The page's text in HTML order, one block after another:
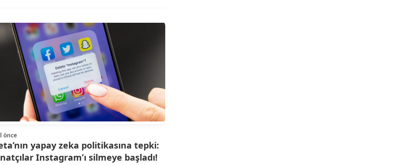
önce
yapay zeka politikasına tepki:
Instagram’ı silmeye başladı!